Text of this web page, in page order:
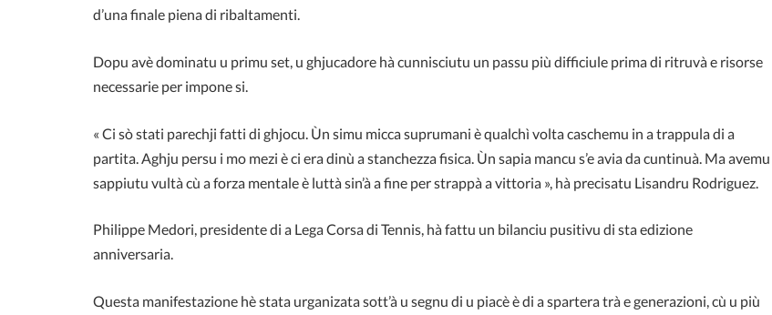
d’una finale piena di ribaltamenti.
Dopu avè dominatu u primu set, u ghjucadore hà cunnisciutu un passu più difficiule prima di ritruvà e risorse
necessarie per impone si.
« Ci sò stati parechji fatti di ghjocu. Ùn simu micca suprumani è qualchì volta caschemu in a trappula di a
partita. Aghju persu i mo mezi è ci era dinù a stanchezza fisica. Ùn sapia mancu s’e avia da cuntinuà. Ma avemu
sappiutu vultà cù a forza mentale è luttà sin’à a fine per strappà a vittoria », hà precisatu Lisandru Rodriguez.
Philippe Medori, presidente di a Lega Corsa di Tennis, hà fattu un bilanciu pusitivu di sta edizione
anniversaria.
Questa manifestazione hè stata urganizata sott’à u segnu di u piacè è di a spartera trà e generazioni, cù u più